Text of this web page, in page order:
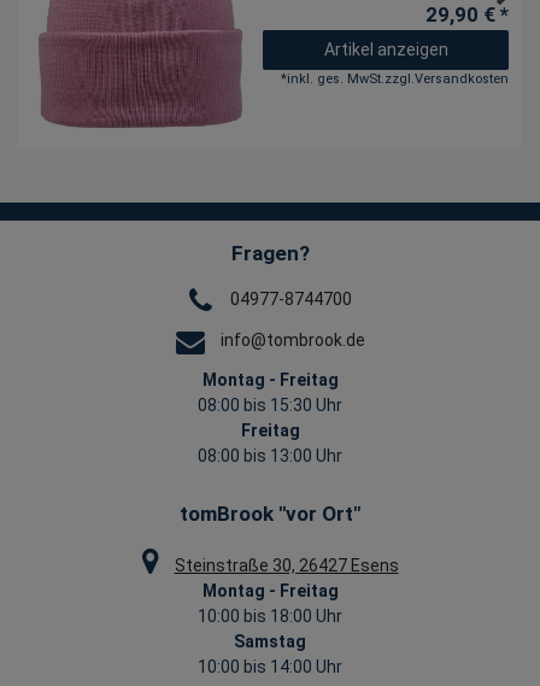
29,90 € *
Artikel anzeigen
*inkl. ges. MwSt.zzgl.Versandkosten
Fragen?
04977-8744700
info@tombrook.de
Montag - Freitag
08:00 bis 15:30 Uhr
Freitag
08:00 bis 13:00 Uhr
tomBrook "vor Ort"
Steinstraße 30, 26427 Esens
Montag - Freitag
10:00 bis 18:00 Uhr
Samstag
10:00 bis 14:00 Uhr